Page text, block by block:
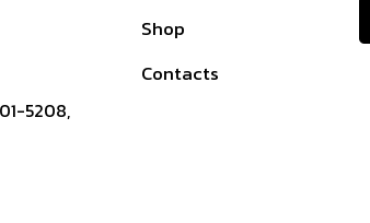
5208,
Shop
Contacts